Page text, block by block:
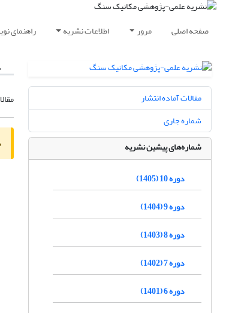
صفحه اصلی مرور اطلاعات نشریه راهنمای
مقالات آماده انتشار
شماره جاری
شماره‌های پیشین نشریه
دوره 10 (1405)
دوره 9 (1404)
دوره 8 (1403)
دوره 7 (1402)
دوره 6 (1401)